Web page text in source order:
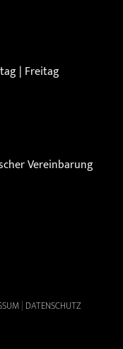
| Freitag
Vereinbarung
| DATENSCHUTZ